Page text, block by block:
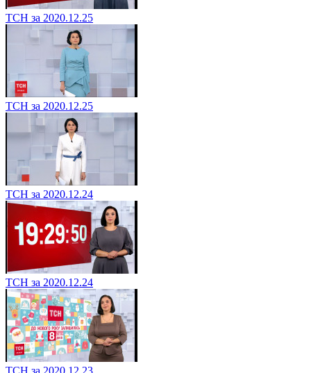
ТСН за 2020.12.25
ТСН за 2020.12.25
ТСН за 2020.12.24
ТСН за 2020.12.24
ТСН за 2020.12.23